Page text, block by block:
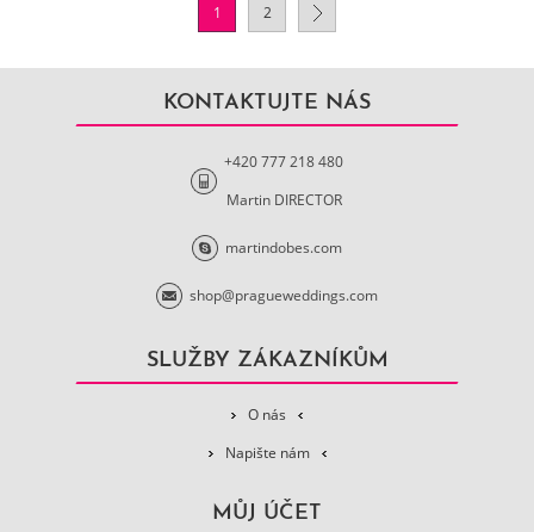
1 2
KONTAKTUJTE NÁS
+420 777 218 480
Martin DIRECTOR
martindobes.com
shop@pragueweddings.com
SLUŽBY ZÁKAZNÍKŮM
O nás
Napište nám
MŮJ ÚČET